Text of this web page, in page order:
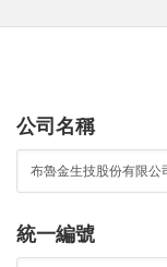
公司名稱
統一編號